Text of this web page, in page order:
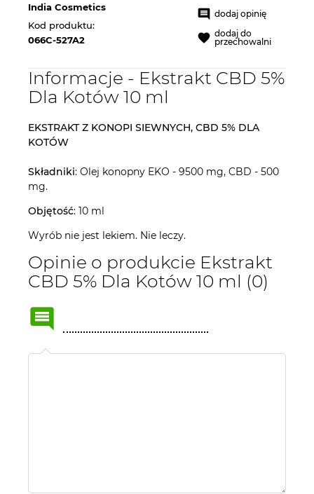
India Cosmetics
Kod produktu:
066C-527A2
dodaj opinię
dodaj do
przechowalni
Informacje - Ekstrakt CBD 5%
Dla Kotów 10 ml
EKSTRAKT Z KONOPI SIEWNYCH, CBD 5% DLA
KOTÓW
Składniki: Olej konopny EKO - 9500 mg, CBD - 500
mg.
Objętość: 10 ml
Wyrób nie jest lekiem. Nie leczy.
Opinie o produkcie Ekstrakt
CBD 5% Dla Kotów 10 ml (0)